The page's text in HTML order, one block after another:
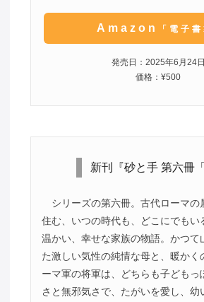
Amazon 「電子書
発売日：2025年6月24日
価格：¥500
新刊『砂と手 第六冊「
シリーズの第六冊。古代ローマの
住む、いつの時代も、どこにでもい
温かい、幸せな家族の物語。かつて
た激しい気性の純情な母と、暖かく
ーマ軍の将軍は、どちらも子どもっ
さと無邪気さで、たがいを愛し、幼